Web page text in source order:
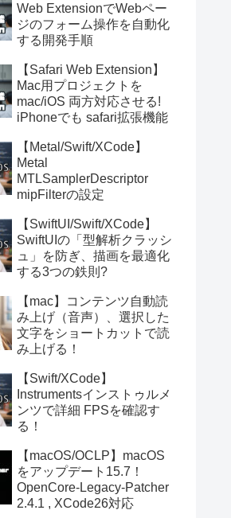
Web ExtensionでWebペー
ジのフォーム操作を自動化
する開発手順
【Safari Web Extension】
Mac用プロジェクトを
mac/iOS 両方対応させる!
iPhoneでも safari拡張機能
【Metal/Swift/XCode】
Metal
MTLSamplerDescriptor
mipFilterの設定
【SwiftUI/Swift/XCode】
SwiftUIの「型解析クラッシ
ュ」を防ぎ、描画を最適化
する3つの鉄則?
【mac】コンテンツ自動読
み上げ（音声）、選択した
文字をショートカットで読
み上げる！
【Swift/XCode】
Instrumentsインストゥルメ
ンツで詳細 FPSを確認す
る！
【macOS/OCLP】macOS
をアップデート15.7！
OpenCore-Legacy-Patcher
2.4.1 , XCode26対応